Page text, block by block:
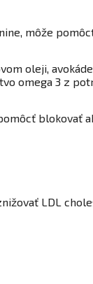
môže
oleji,
omega 3 z
blokovať
LDL